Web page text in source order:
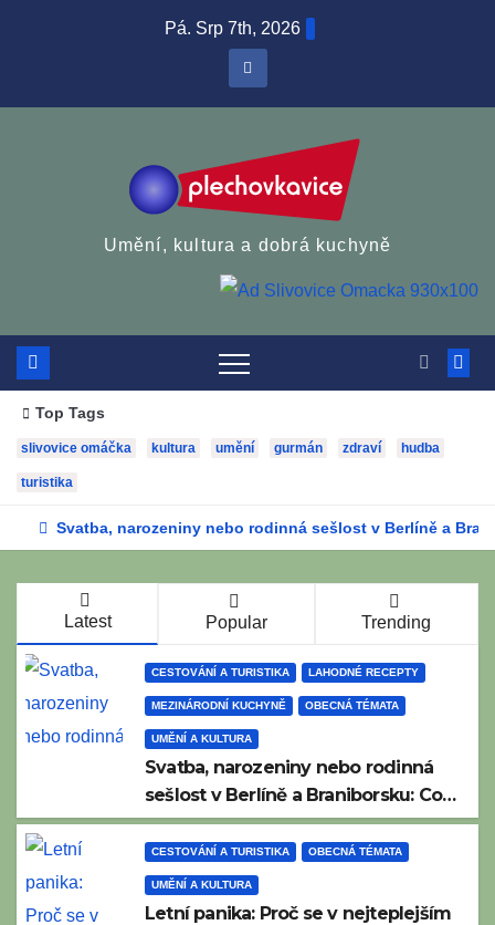
Pá. Srp 7th, 2026
Umění, kultura a dobrá kuchyně
Top Tags
slivovice omáčka kultura umění gurmán zdraví hudba
turistika
Svatba, narozeniny nebo rodinná sešlost v Berlíně a
Latest Popular Trending
CESTOVÁNÍ A TURISTIKA LAHODNÉ RECEPTY
MEZINÁRODNÍ KUCHYNĚ OBECNÁ TÉMATA
UMĚNÍ A KULTURA
Svatba, narozeniny nebo rodinná
sešlost v Berlíně a Braniborsku: Co
nesmí chybět na moderním i
tradičním metropolitním bufetu?
CESTOVÁNÍ A TURISTIKA OBECNÁ TÉMATA
UMĚNÍ A KULTURA
Letní panika: Proč se v nejteplejším